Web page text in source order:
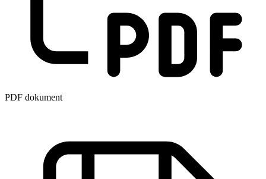
PDF dokument